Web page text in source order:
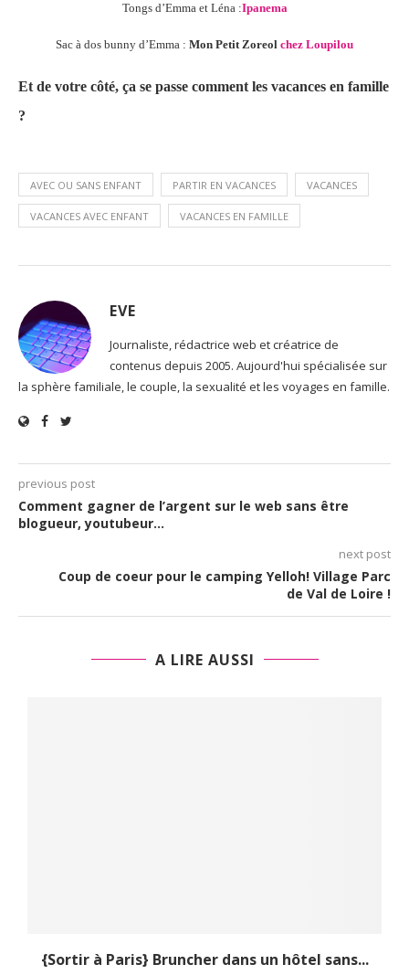
Tongs d’Emma et Léna :Ipanema
Sac à dos bunny d’Emma : Mon Petit Zoreol chez Loupilou
Et de votre côté, ça se passe comment les vacances en famille
?
AVEC OU SANS ENFANT PARTIR EN VACANCES VACANCES
VACANCES AVEC ENFANT VACANCES EN FAMILLE
EVE
Journaliste, rédactrice web et créatrice de
contenus depuis 2005. Aujourd'hui spécialisée sur
la sphère familiale, le couple, la sexualité et les voyages en famille.
previous post
Comment gagner de l’argent sur le web sans être
blogueur, youtubeur…
next post
Coup de coeur pour le camping Yelloh! Village Parc
de Val de Loire !
A LIRE AUSSI
{Sortir à Paris} Bruncher dans un hôtel sans...